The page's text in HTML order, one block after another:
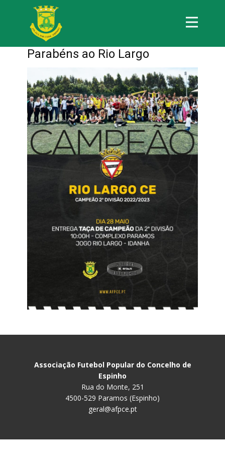
Parabéns ao Rio Largo
Associação Futebol Popular do Concelho de
Espinho
Rua do Monte, 251
4500-529 Paramos (Espinho)
geral@afpce.pt